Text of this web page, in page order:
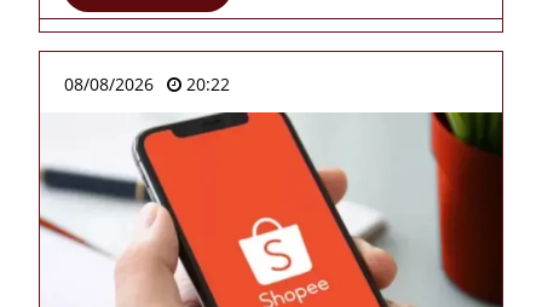
08/08/2026 20:22